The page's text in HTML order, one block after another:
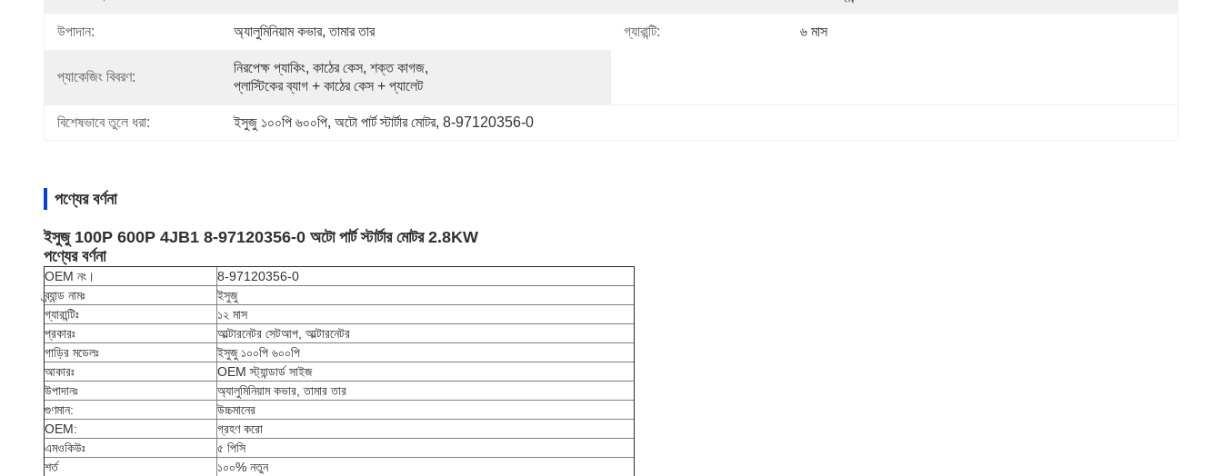
উপাদান: অ্যালুমিনিয়াম কভার, তামার তার গ্যারান্টি: ৬ মাস
প্যাকেজিং বিবরণ:
নিরপেক্ষ প্যাকিং, কাঠের কেস, শক্ত কাগজ,
প্লাস্টিকের ব্যাগ + কাঠের কেস + প্যালেট
বিশেষভাবে তুলে ধরা: ইসুজু ১০০পি ৬০০পি, অটো পার্ট স্টার্টার মোটর, 8-97120356-0
পণ্যের বর্ণনা
ইসুজু 100P 600P 4JB1 8-97120356-0 অটো পার্ট স্টার্টার মোটর 2.8KW
পণ্যের বর্ণনা
OEM নং।
8-97120356-0
ব্র্যান্ড নামঃ
ইসুজু
গ্যারান্টিঃ
১২ মাস
প্রকারঃ
আল্টারনেটর সেটআপ, আল্টারনেটর
গাড়ির মডেলঃ
ইসুজু ১০০পি ৬০০পি
আকারঃ
OEM স্ট্যান্ডার্ড সাইজ
উপাদানঃ
অ্যালুমিনিয়াম কভার, তামার তার
গুণমান:
উচ্চমানের
OEM:
গ্রহণ করো
এমওকিউঃ
৫ পিসি
শর্ত
১০০% নতুন